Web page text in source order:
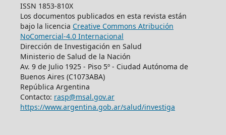
ISSN 1853-810X
Los documentos publicados en esta revista están
bajo la licencia Creative Commons Atribución
NoComercial-4.0 Internacional
Dirección de Investigación en Salud
Ministerio de Salud de la Nación
Av. 9 de Julio 1925 - Piso 5º - Ciudad Autónoma de
Buenos Aires (C1073ABA)
República Argentina
Contacto: rasp@msal.gov.ar
https://www.argentina.gob.ar/salud/investiga